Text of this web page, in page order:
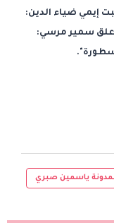
إيمي ضياء الدين:
علق سمير مرسي:
ياسمين صبري